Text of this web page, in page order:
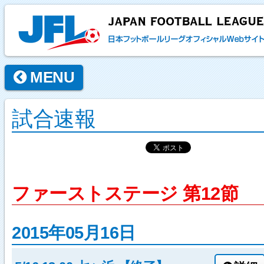
MENU
試合速報
ファーストステージ 第12節
2015年05月16日